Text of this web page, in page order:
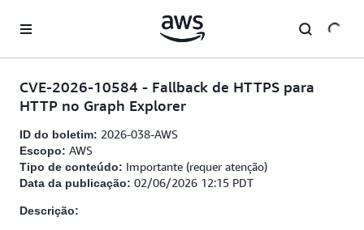
Pular para o conteúdo principal
CVE-2026-10584 - Fallback de HTTPS para
HTTP no Graph Explorer
ID do boletim: 2026-038-AWS
Escopo: AWS
Tipo de conteúdo: Importante (requer atenção)
Data da publicação: 02/06/2026 12:15 PDT
Descrição: